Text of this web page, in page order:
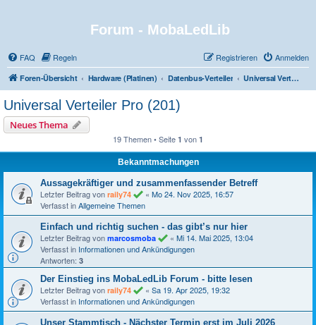
Forum - MobaLedLib
FAQ Regeln Anmelden
Registrieren
Foren-Übersicht Hardware (Platinen) Datenbus-Verteiler Universal Verteiler Pro (201)
Universal Verteiler Pro (201)
Neues Thema
19 Themen • Seite 1 von 1
Bekanntmachungen
Aussagekräftiger und zusammenfassender Betreff
Letzter Beitrag von raily74 « Mo 24. Nov 2025, 16:57
Verfasst inAllgemeine Themen
Einfach und richtig suchen - das gibt’s nur hier
Letzter Beitrag von marcosmoba « Mi 14. Mai 2025, 13:04
Verfasst in Informationen und Ankündigungen
Antworten: 3
Der Einstieg ins MobaLedLib Forum - bitte lesen
Letzter Beitrag von raily74 « Sa 19. Apr 2025, 19:32
Verfasst in Informationen und Ankündigungen
Unser Stammtisch - Nächster Termin erst im Juli 2026